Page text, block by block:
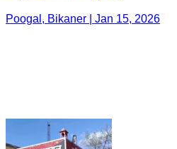
Poogal, Bikaner | Jan 15, 2026